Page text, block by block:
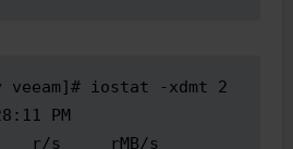
veeam]# iostat -xdmt 2
PM
r/s     rMB/s